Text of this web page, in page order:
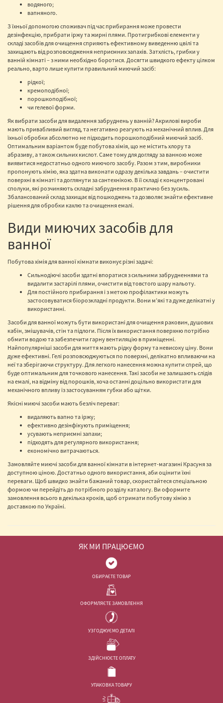
водяного;
вапняного.
З їхньої допомогою споживач під час прибирання може провести
дезінфекцію, прибрати іржу та жирні плями. Протигрибкові елементи у
складі засобів для очищення сприяють ефективному виведенню цвілі та
захищають від розповсюдження неприємних запахів. Затхлість, грибки у
ванній кімнаті – з ними необхідно боротися. Досягти швидкого ефекту цілком
реально, варто лише купити правильний миючий засіб:
рідкої;
кремоподібної;
порошкоподібної;
чи гелевої форми.
Як вибрати засоби для видалення забруднень у ванній? Акрилові вироби
мають привабливий вигляд, та негативно реагують на механічний вплив. Для
їхньої обробки абсолютно не підходить порошкоподібний миючий засіб.
Оптимальним варіантом буде побутова хімія, що не містить хлору та
абразиву, а також сильних кислот. Саме тому для догляду за ванною може
виявитися недостатньо одного миючого засобу. Разом з тим, виробники
пропонують хімію, яка здатна виконати одразу декілька завдань – очистити
поверхні в кімнаті та доглянути за сантехнікою. В її складі є концентровані
сполуки, які розчиняють складні забруднення практично без зусиль.
Збалансований склад захищає від пошкоджень та дозволяє знайти ефективне
рішення для обробки кахлю та очищення емалі.
Види миючих засобів для
ванної
Побутова хімія для ванної кімнати виконує різні задачі:
Сильнодіючі засоби здатні впоратися з сильними забрудненнями та
видалити застарілі плями, очистити від товстого шару нальоту.
Для постійного прибирання і з метою профілактики можуть
застосовуватися біорозкладні продукти. Вони м’які та дуже делікатні у
використанні.
Засоби для ванної можуть бути використані для очищення раковин, душових
кабін, змішувачів, стін та підлоги. Після їх використання поверхню потрібно
обмити водою та забезпечити гарну вентиляцію в приміщенні.
Найпопулярніші засоби для миття мають рідку форму та невисоку ціну. Вони
дуже ефективні. Гелі розповсюджуються по поверхні, делікатно впливаючи на
неї та зберігаючи структуру. Для легкого нанесення можна купити спрей, що
буде оптимальним для точкового нанесення. Такі засоби не залишають слідів
на емалі, на відміну від порошків, хоча останні доцільно використати для
механічного впливу із застосуванням губки або щітки.
Якісні миючі засоби мають безліч переваг:
видаляють вапно та іржу;
ефективно дезінфікують приміщення;
усувають неприємні запахи;
підходять для регулярного використання;
економічно витрачаються.
Замовляйте миючі засоби для ванної кімнати в інтернет-магазині Красуня за
доступною ціною. Достатньо одного використання, аби оцінити їхні
переваги. Щоб швидко знайти бажаний товар, скористайтеся спеціальною
формою чи перейдіть до потрібного розділу каталогу. Ви оформите
замовлення всього в декілька кроків, щоб отримати побутову хімію з
доставкою по Україні.
ЯК МИ ПРАЦЮЄМО
ОБИРАЄТЕ ТОВАР
ОФОРМЛЯЄТЕ ЗАМОВЛЕННЯ
УЗГОДЖУЄМО ДЕТАЛІ
ЗДІЙСНЮЄТЕ ОПЛАТУ
УПАКОВКА ТОВАРУ